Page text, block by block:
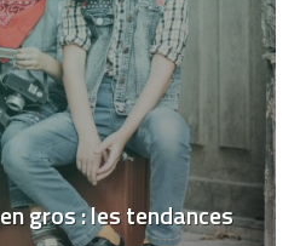
gros : les tendances